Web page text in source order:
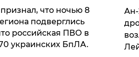
что ночью 8
подверглись
российская ПВО в
украинских БпЛА.
Ан-